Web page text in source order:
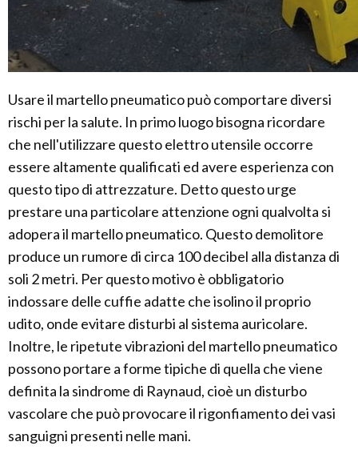
Usare il martello pneumatico può comportare diversi
rischi per la salute. In primo luogo bisogna ricordare
che nell'utilizzare questo elettro utensile occorre
essere altamente qualificati ed avere esperienza con
questo tipo di attrezzature. Detto questo urge
prestare una particolare attenzione ogni qualvolta si
adopera il martello pneumatico. Questo demolitore
produce un rumore di circa 100 decibel alla distanza di
soli 2 metri. Per questo motivo è obbligatorio
indossare delle cuffie adatte che isolino il proprio
udito, onde evitare disturbi al sistema auricolare.
Inoltre, le ripetute vibrazioni del martello pneumatico
possono portare a forme tipiche di quella che viene
definita la sindrome di Raynaud, cioè un disturbo
vascolare che può provocare il rigonfiamento dei vasi
sanguigni presenti nelle mani.